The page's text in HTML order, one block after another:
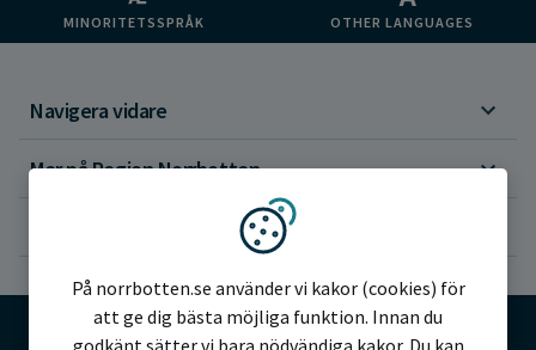
MINORITETSSPRÅK OTHER LANGUAGES
Navigera vidare
Mer på Region Norrbotten
Vi använder kakor
På norrbotten.se använder vi kakor (cookies) för
att ge dig bästa möjliga funktion. Innan du
godkänt sätter vi bara nödvändiga kakor. Du kan